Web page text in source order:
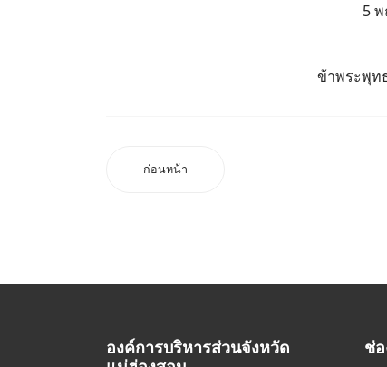
5
ข้าพระพุท
ก่อนหน้า
องค์การบริหารส่วนจังหวัด
ช่